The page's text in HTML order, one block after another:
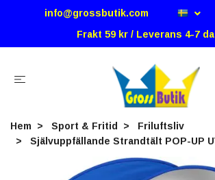
info@grossbutik.com
Frakt 59 kr / Leverans 4-7
Hem Sport & Fritid
Friluftsliv
Självuppfällande Strandtält POP-UP